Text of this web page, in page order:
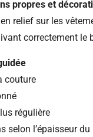
propres et
relief sur les
correctement le
couture
régulière
selon l’épaisseur du